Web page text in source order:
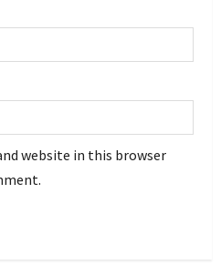
website in this browser